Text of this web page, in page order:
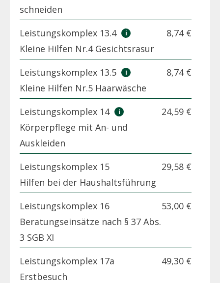
schneiden
Leistungskomplex 13.4
Kleine Hilfen Nr.4 Gesichtsrasur
8,74 €
Leistungskomplex 13.5
Kleine Hilfen Nr.5 Haarwäsche
8,74 €
Leistungskomplex 14
Körperpflege mit An- und
Auskleiden
24,59 €
Leistungskomplex 15
Hilfen bei der Haushaltsführung
29,58 €
Leistungskomplex 16
Beratungseinsätze nach § 37 Abs.
3 SGB XI
53,00 €
Leistungskomplex 17a
Erstbesuch
49,30 €